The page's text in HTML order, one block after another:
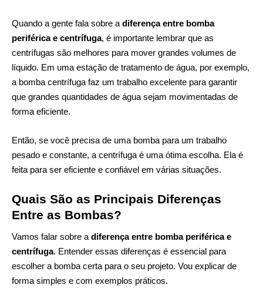
Quando a gente fala sobre a diferença entre bomba
periférica e centrífuga, é importante lembrar que as
centrífugas são melhores para mover grandes volumes de
líquido. Em uma estação de tratamento de água, por exemplo,
a bomba centrífuga faz um trabalho excelente para garantir
que grandes quantidades de água sejam movimentadas de
forma eficiente.
Então, se você precisa de uma bomba para um trabalho
pesado e constante, a centrífuga é uma ótima escolha. Ela é
feita para ser eficiente e confiável em várias situações.
Quais São as Principais Diferenças
Entre as Bombas?
Vamos falar sobre a diferença entre bomba periférica e
centrífuga. Entender essas diferenças é essencial para
escolher a bomba certa para o seu projeto. Vou explicar de
forma simples e com exemplos práticos.